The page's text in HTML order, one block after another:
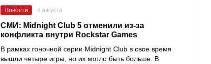
Новости 4 августа
СМИ: Midnight Club 5 отменили из-за
конфликта внутри Rockstar Games
В рамках гоночной серии Midnight Club в свое время
вышли четыре игры, но их могло быть больше. В